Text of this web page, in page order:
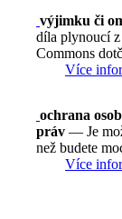
výjimku či
díla plynoucí
Commons
Více
ochrana
práv — Je
než budete
Více